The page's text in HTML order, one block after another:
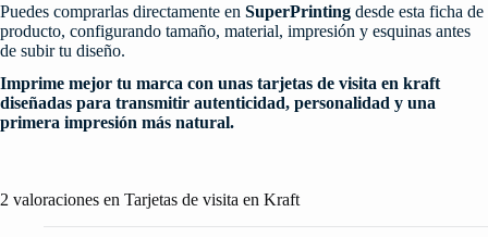
Puedes comprarlas directamente en SuperPrinting desde esta ficha de
producto, configurando tamaño, material, impresión y esquinas antes
de subir tu diseño.
Imprime mejor tu marca con unas tarjetas de visita en kraft
diseñadas para transmitir autenticidad, personalidad y una
primera impresión más natural.
2 valoraciones en Tarjetas de visita en Kraft